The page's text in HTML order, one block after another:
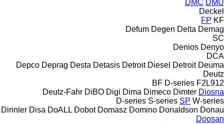
DMC DMU
Deckel
FP KF
Defum Degen Delta Demag
SC
Denios Denyo
DCA
Depco Deprag Desta Detasis Detroit Diesel Detroit Deuma
Deutz
BF D-series F2L912
Deutz-Fahr DiBO Digi Dima Dimeco Dimter Diosna
D-series S-series SP W-series
Dirinler Disa DoALL Dobot Domasz Domino Donaldson Donau
Doosan